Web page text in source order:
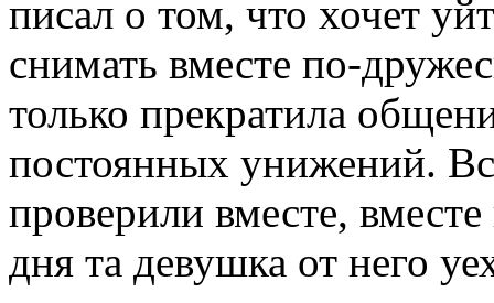
писал о том, что хочет
снимать вместе по-
только прекратила
постоянных унижений.
проверили вместе,
дня та девушка от него